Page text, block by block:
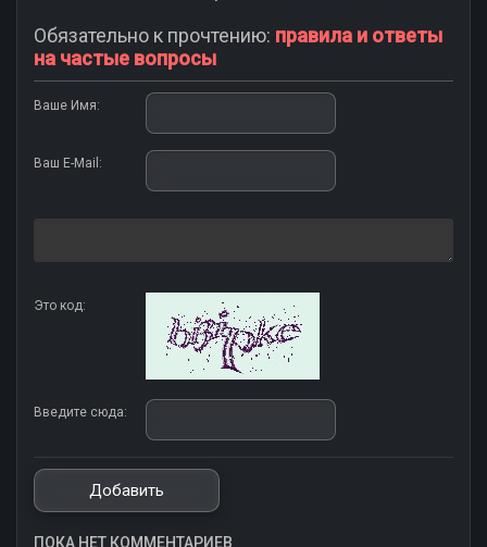
Обязательно к прочтению: правила и ответы
на частые вопросы
Ваше Имя:
Ваш E-Mail:
Это код:
Введите сюда:
ПОКА НЕТ КОММЕНТАРИЕВ